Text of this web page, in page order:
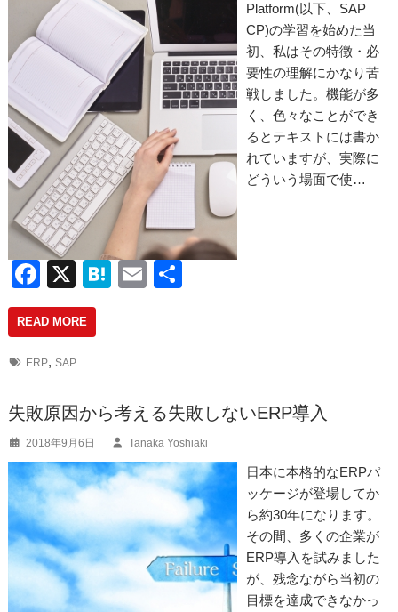
Platform(以下、SAP
CP)の学習を始めた当
初、私はその特徴・必
要性の理解にかなり苦
戦しました。機能が多
く、色々なことができ
るとテキストには書か
れていますが、実際に
どういう場面で使…
F
a
c
e
b
o
o
k
X
H
a
E
READ MORE
ERP,SAP
失敗原因から考える失敗しないERP導入
2018年9月6日 Tanaka Yoshiaki
日本に本格的なERPパ
ッケージが登場してか
ら約30年になります。
その間、多くの企業が
ERP導入を試みました
が、残念ながら当初の
目標を達成できなかっ